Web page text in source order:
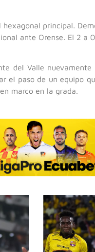
principal.
ante Orense. El 2 a
del Valle
el paso de un equipo
marco en la grada.